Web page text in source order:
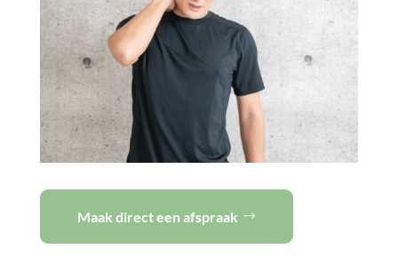
Maak direct een afspraak